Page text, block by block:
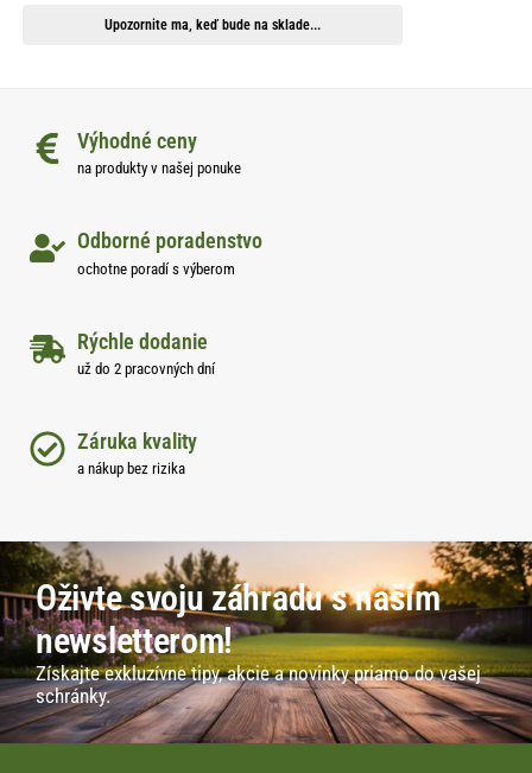
Upozornite ma, keď bude na sklade...
Výhodné ceny
na produkty v našej ponuke
Odborné poradenstvo
ochotne poradí s výberom
Rýchle dodanie
už do 2 pracovných dní
Záruka kvality
a nákup bez rizika
Oživte svoju záhradu s naším
newsletterom!
Získajte exkluzívne tipy, akcie a novinky priamo do vašej
schránky.